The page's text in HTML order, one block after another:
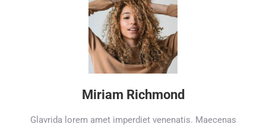
Miriam Richmond
Glavrida lorem amet imperdiet venenatis. Maecenas